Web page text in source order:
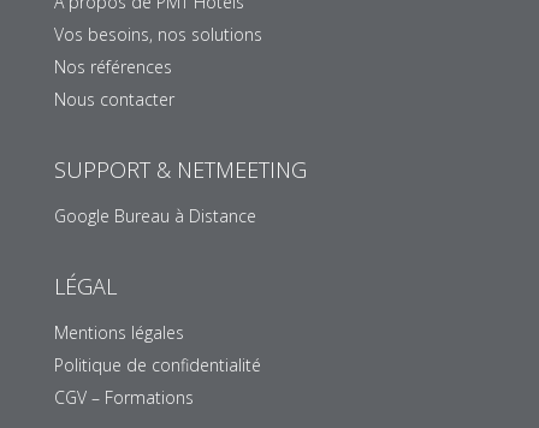
Vos besoins, nos solutions
Nos références
Nous contacter
SUPPORT & NETMEETING
Google Bureau à Distance
LÉGAL
Mentions légales
Politique de confidentialité
CGV – Formations